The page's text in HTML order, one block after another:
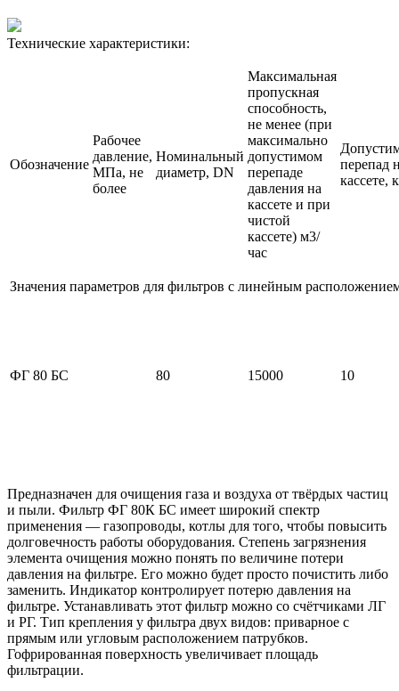
Технические характеристики:
Обозначение
Рабочее
давление,
МПа, не
более
Номинальный
диаметр, DN
Максимальная
пропускная
способность,
не менее (при
максимально
допустимом
перепаде
давления на
кассете и при
чистой
кассете) м3/
час
перепад
кассете,
Значения параметров для фильтров с линейным
ФГ 80 БС 80 15000 10
Предназначен для очищения газа и воздуха от твёрдых частиц
и пыли. Фильтр ФГ 80К БС имеет широкий спектр
применения — газопроводы, котлы для того, чтобы повысить
долговечность работы оборудования. Степень загрязнения
элемента очищения можно понять по величине потери
давления на фильтре. Его можно будет просто почистить либо
заменить. Индикатор контролирует потерю давления на
фильтре. Устанавливать этот фильтр можно со счётчиками ЛГ
и РГ. Тип крепления у фильтра двух видов: приварное с
прямым или угловым расположением патрубков.
Гофрированная поверхность увеличивает площадь
фильтрации.